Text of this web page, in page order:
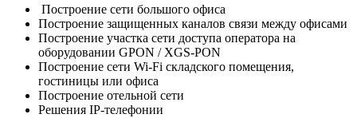
Построение сети большого офиса
Построение защищенных каналов связи между офисами
Построение участка сети доступа оператора на
оборудовании GPON / XGS-PON
Построение сети Wi-Fi складского помещения,
гостиницы или офиса
Построение отельной сети
Решения IP-телефонии